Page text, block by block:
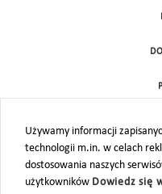
Używamy informacji
technologii m.in. w celach
dostosowania naszych
użytkowników Dowiedz się